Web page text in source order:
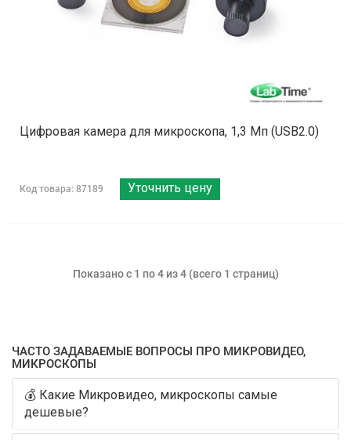
Цифровая камера для микроскопа, 1,3 Мп (USB2.0)
Код товара: 87189 Уточнить цену
Показано с 1 по 4 из 4 (всего 1 страниц)
ЧАСТО ЗАДАВАЕМЫЕ ВОПРОСЫ ПРО МИКРОВИДЕО,
МИКРОСКОПЫ
💰 Какие Микровидео, микроскопы самые
дешевые?